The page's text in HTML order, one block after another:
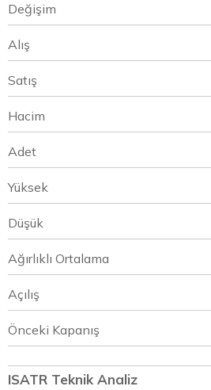
Değişim
Alış
Satış
Hacim
Adet
Yüksek
Düşük
Ağırlıklı Ortalama
Açılış
Önceki Kapanış
ISATR Teknik Analiz